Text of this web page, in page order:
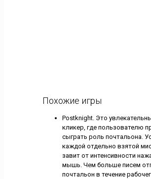
Похожие игры
Postknight. Это
кликер, где пользователю
сыграть роль почтальона.
каждой отдельно взятой
завит от интенсивности
мышь. Чем больше писем
почтальон в течение